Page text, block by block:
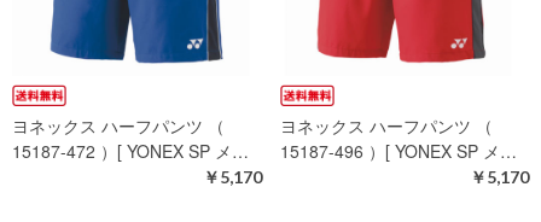
ヨネックス ハーフパンツ （
15187-472 ）[ YONEX SP メ…
￥5,170
ヨネックス ハーフパンツ （
15187-496 ）[ YONEX SP メ…
￥5,170